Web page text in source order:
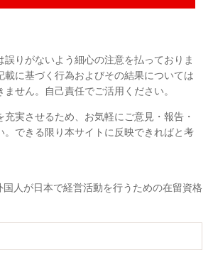
誤りがないよう細心の注意を払っておりま
載に基づく行為およびその結果については
せん。自己責任でご活用ください。
実させるため、お気軽にご意見・報告・
。できる限り本サイトに反映できればと考
国人が日本で経営活動を行うための在留資格